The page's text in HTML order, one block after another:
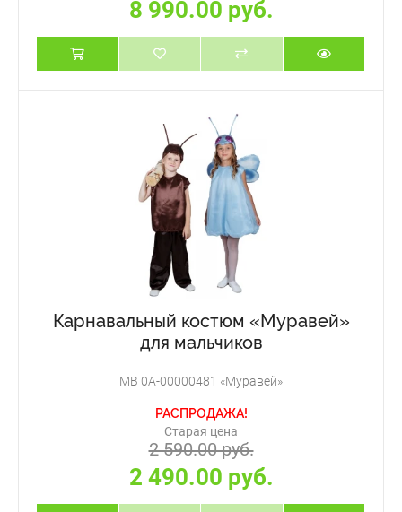
8 990.00 руб.
Карнавальный костюм «Муравей»
для мальчиков
МВ 0А-00000481 «Муравей»
РАСПРОДАЖА!
Старая цена
2 590.00 руб.
2 490.00 руб.